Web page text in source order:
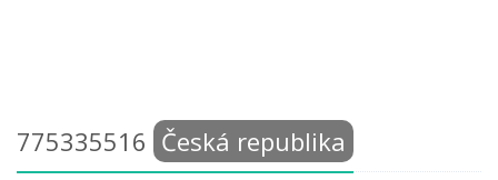
775335516 Česká republika